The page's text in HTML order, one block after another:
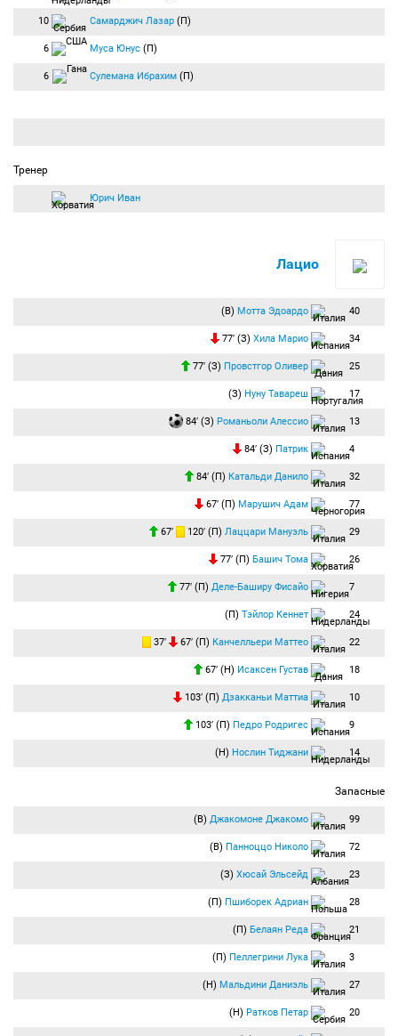
10 Самарджич Лазар (П)
6 Муса Юнус (П)
6 Сулемана Ибрахим (П)
Тренер
Юрич Иван
Лацио
(В) Мотта Эдоардо 40
77′ (З) Хила Марио 34
77′ (З) Провстгор Оливер 25
(З) Нуну Тавареш 17
84′ (З) Романьоли Алессио 13
84′ (З) Патрик 4
84′ (П) Катальди Данило 32
67′ (П) Марушич Адам 77
67′ 120′ (П) Лаццари Мануэль 29
77′ (П) Башич Тома 26
77′ (П) Деле-Баширу Фисайо 7
(П) Тэйлор Кеннет 24
37′ 67′ (П) Канчелльери Маттео 22
67′ (Н) Исаксен Густав 18
103′ (П) Дзакканьи Маттиа 10
103′ (П) Педро Родригес 9
(Н) Нослин Тиджани 14
Запасные
(В) Джакомоне Джакомо 99
(В) Панноццо Николо 72
(З) Хюсай Эльсейд 23
(П) Пшиборек Адриан 28
(П) Белаян Реда 21
(П) Пеллегрини Лука 3
(Н) Мальдини Даниэль 27
(Н) Ратков Петар 20